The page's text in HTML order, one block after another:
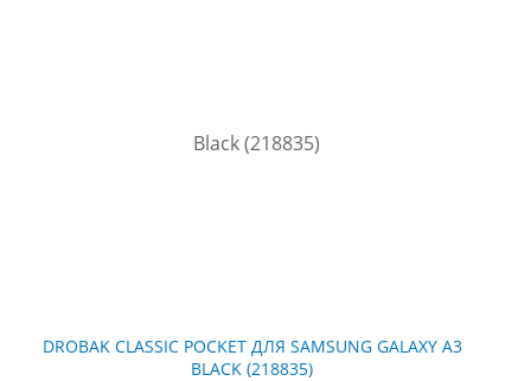
DROBAK CLASSIC POCKET ДЛЯ SAMSUNG GALAXY A3
BLACK (218835)